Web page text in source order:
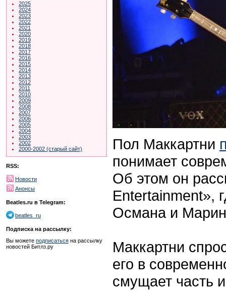
2025
2024
2023
2022
2021
2020
2019
2018
2017
2016
2015
2014
2013
2012
2011
2010
2009
2008
2007
2006
2005
2004
2003
2002
2000-2002 (старый сайт)
RSS:
Новости
Анонсы
Beatles.ru в Telegram:
beatles_ru
Подписка на рассылку:
Вы можете подписаться на рассылку
новостей Битлз.ру
Пол Маккартни
понимает
Об этом он
Entertainment»,
Османа и
Маккартни
его в
смущает часть